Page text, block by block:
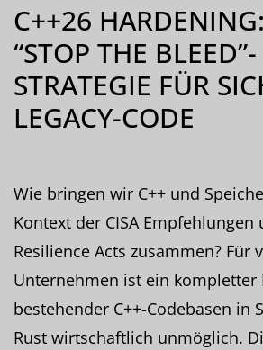
C++26
“STOP THE BLEED”-
STRATEGIE FÜR
LEGACY-CODE
Wie bringen wir C++ und
Kontext der CISA Empfehlungen
Resilience Acts zusammen? Für
Unternehmen ist ein kompletter
bestehender C++-Codebasen in
Rust wirtschaftlich unmöglich.